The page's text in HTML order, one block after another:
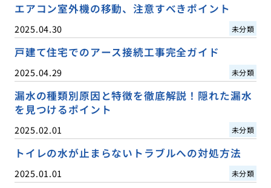
エアコン室外機の移動、注意すべきポイント
2025.04.30 未分類
戸建て住宅でのアース接続工事完全ガイド
2025.04.29 未分類
漏水の種類別原因と特徴を徹底解説！隠れた漏水
を見つけるポイント
2025.02.01 未分類
トイレの水が止まらないトラブルへの対処方法
2025.01.01 未分類